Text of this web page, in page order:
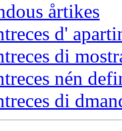
årtikes
d'
di
nén
di